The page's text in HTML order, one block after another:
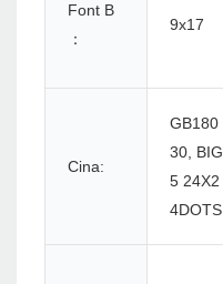
Font B
：
9x17
Cina:
GB180
30, BIG
5 24X2
4DOTS